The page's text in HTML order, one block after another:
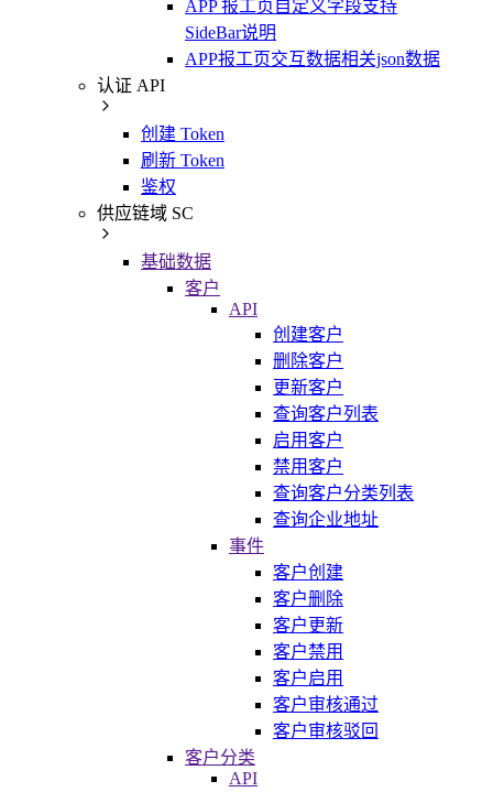
APP 报工页自定义字段支持
SideBar说明
APP报工页交互数据相关json数据
认证 API
创建 Token
刷新 Token
鉴权
供应链域 SC
基础数据
客户
API
创建客户
删除客户
更新客户
查询客户列表
启用客户
禁用客户
查询客户分类列表
查询企业地址
事件
客户创建
客户删除
客户更新
客户禁用
客户启用
客户审核通过
客户审核驳回
客户分类
API